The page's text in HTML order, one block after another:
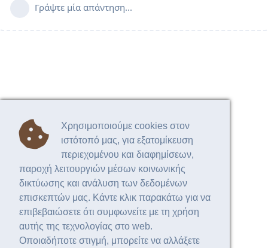
Χρησιμοποιούμε cookies στον
ιστότοπό μας, για εξατομίκευση
περιεχομένου και διαφημίσεων,
παροχή λειτουργιών μέσων κοινωνικής
δικτύωσης και ανάλυση των δεδομένων
επισκεπτών μας. Κάντε κλικ παρακάτω για να
επιβεβαιώσετε ότι συμφωνείτε με τη χρήση
αυτής της τεχνολογίας στο web.
Οποιαδήποτε στιγμή, μπορείτε να αλλάξετε
Γράψτε μία απάντηση...